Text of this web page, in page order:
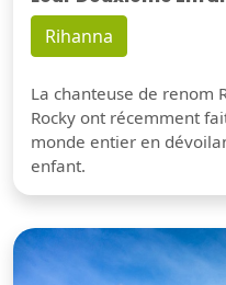
Rihanna
La chanteuse de renom
Rocky ont récemment
monde entier en
enfant.